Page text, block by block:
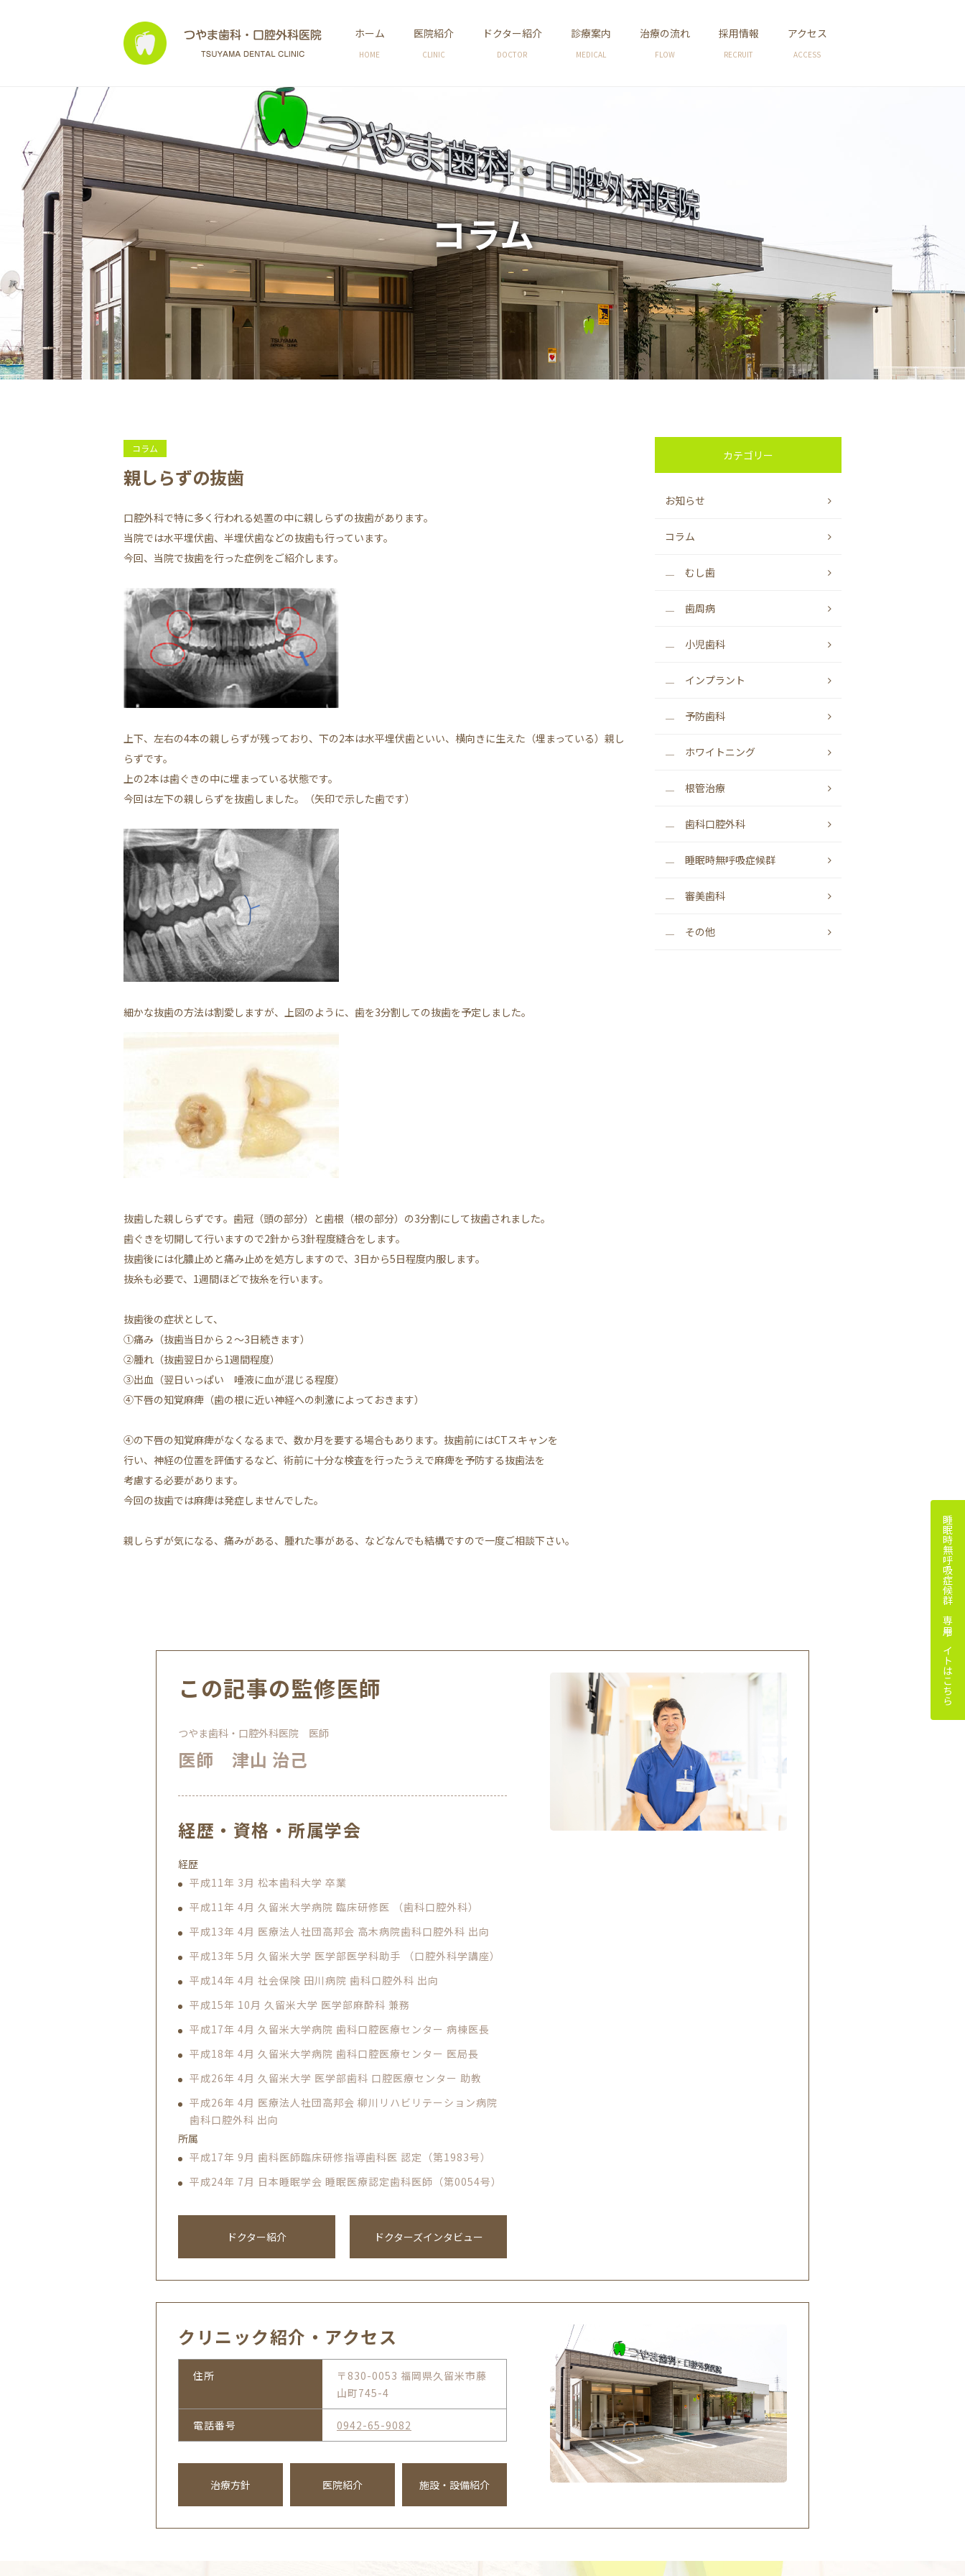
ホーム
HOME
医院紹介
CLINIC
ドクター紹介
DOCTOR
診療案内
MEDICAL
治療の流れ
FLOW
採用情報
RECRUIT
アクセス
ACCESS
睡眠時無呼吸症候群 専用サイトはこちら
コラム
コラム
親しらずの抜歯
口腔外科で特に多く行われる処置の中に親しらずの抜歯があります。
当院では水平埋伏歯、半埋伏歯などの抜歯も行っています。
今回、当院で抜歯を行った症例をご紹介します。
上下、左右の4本の親しらずが残っており、下の2本は水平埋伏歯といい、横向きに生えた（埋まっている）親し
らずです。
上の2本は歯ぐきの中に埋まっている状態です。
今回は左下の親しらずを抜歯しました。（矢印で示した歯です）
細かな抜歯の方法は割愛しますが、上図のように、歯を3分割しての抜歯を予定しました。
抜歯した親しらずです。歯冠（頭の部分）と歯根（根の部分）の3分割にして抜歯されました。
歯ぐきを切開して行いますので2針から3針程度縫合をします。
抜歯後には化膿止めと痛み止めを処方しますので、3日から5日程度内服します。
抜糸も必要で、1週間ほどで抜糸を行います。
抜歯後の症状として、
①痛み（抜歯当日から２～3日続きます）
②腫れ（抜歯翌日から1週間程度）
③出血（翌日いっぱい 唾液に血が混じる程度）
④下唇の知覚麻痺（歯の根に近い神経への刺激によっておきます）
④の下唇の知覚麻痺がなくなるまで、数か月を要する場合もあります。抜歯前にはCTスキャンを
行い、神経の位置を評価するなど、術前に十分な検査を行ったうえで麻痺を予防する抜歯法を
考慮する必要があります。
今回の抜歯では麻痺は発症しませんでした。
親しらずが気になる、痛みがある、腫れた事がある、などなんでも結構ですので一度ご相談下さい。
カテゴリー
お知らせ
コラム
むし歯
歯周病
小児歯科
インプラント
予防歯科
ホワイトニング
根管治療
歯科口腔外科
睡眠時無呼吸症候群
審美歯科
その他
この記事の監修医師
つやま歯科・口腔外科医院 医師
医師 津山 治己
経歴・資格・所属学会
経歴
平成11年 3月 松本歯科大学 卒業
平成11年 4月 久留米大学病院 臨床研修医 （歯科口腔外科）
平成13年 4月 医療法人社団高邦会 高木病院歯科口腔外科 出向
平成13年 5月 久留米大学 医学部医学科助手 （口腔外科学講座）
平成14年 4月 社会保険 田川病院 歯科口腔外科 出向
平成15年 10月 久留米大学 医学部麻酔科 兼務
平成17年 4月 久留米大学病院 歯科口腔医療センター 病棟医長
平成18年 4月 久留米大学病院 歯科口腔医療センター 医局長
平成26年 4月 久留米大学 医学部歯科 口腔医療センター 助教
平成26年 4月 医療法人社団高邦会 柳川リハビリテーション病院
歯科口腔外科 出向
所属
平成17年 9月 歯科医師臨床研修指導歯科医 認定（第1983号）
平成24年 7月 日本睡眠学会 睡眠医療認定歯科医師（第0054号）
ドクター紹介 ドクターズインタビュー
クリニック紹介・アクセス
住所
〒830-0053 福岡県久留米市藤
山町745-4
電話番号 0942-65-9082
治療方針 医院紹介 施設・設備紹介